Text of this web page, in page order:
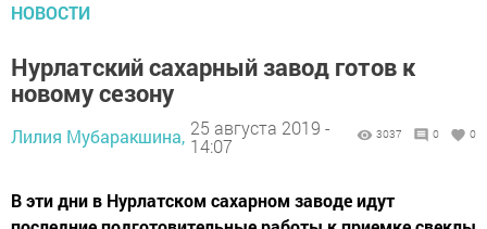
НОВОСТИ
Нурлатский сахарный завод готов к
новому сезону
Лилия Мубаракшина, 25 августа 2019 -
14:07
3037 0 0
В эти дни в Нурлатском сахарном заводе идут